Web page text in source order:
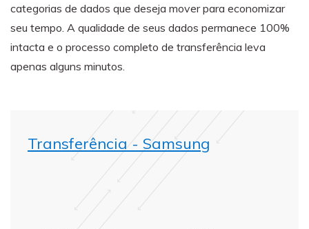
categorias de dados que deseja mover para economizar
seu tempo. A qualidade de seus dados permanece 100%
intacta e o processo completo de transferência leva
apenas alguns minutos.
Transferência - Samsung